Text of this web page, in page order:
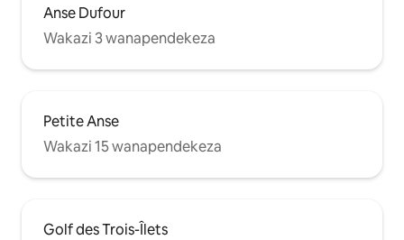
Anse Dufour
Wakazi 3 wanapendekeza
Petite Anse
Wakazi 15 wanapendekeza
Golf des Trois-Îlets